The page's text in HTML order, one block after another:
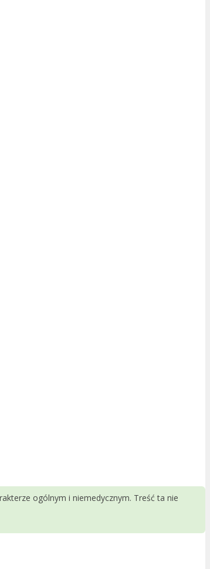
ogólnym i niemedycznym. Treść ta nie